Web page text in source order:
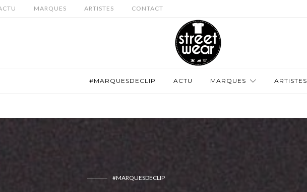
MARQUES ARTISTES CONTACT
#MARQUESDECLIP ACTU MARQUES ARTISTES
#MARQUESDECLIP